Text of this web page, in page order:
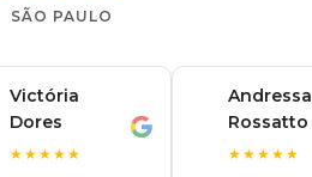
SÃO PAULO
Victória
Dores
★★★★★
Andressa
Rossatto
★★★★★